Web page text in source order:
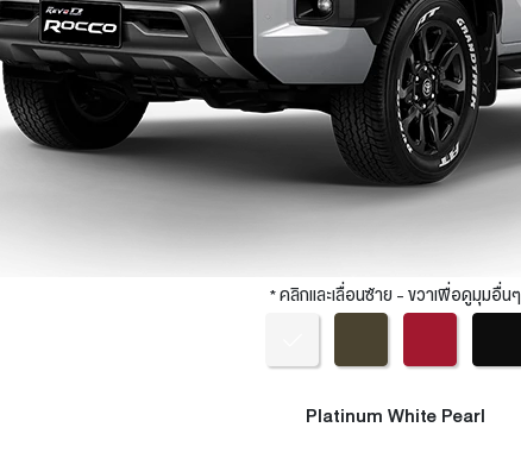
* คลิกและเลื่อนซ้าย - ขวาเพื่อดูมุมอื่นๆ
Platinum White Pearl